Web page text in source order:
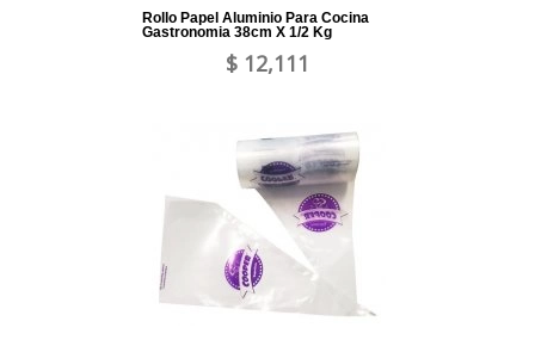
Rollo Papel Aluminio Para Cocina
Gastronomia 38cm X 1/2 Kg
$ 12,111